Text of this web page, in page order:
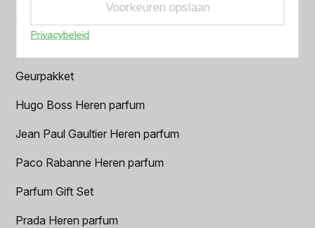
Geurpakket
Hugo Boss Heren parfum
Jean Paul Gaultier Heren parfum
Paco Rabanne Heren parfum
Parfum Gift Set
Prada Heren parfum
Voorkeuren opslaan
Privacybeleid